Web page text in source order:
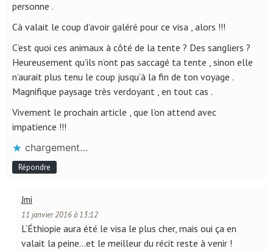
personne .
Cà valait le coup d’avoir galéré pour ce visa , alors !!!
C’est quoi ces animaux à côté de la tente ? Des sangliers ?
Heureusement qu’ils n’ont pas saccagé ta tente , sinon elle
n’aurait plus tenu le coup jusqu’à la fin de ton voyage .
Magnifique paysage très verdoyant , en tout cas .
Vivement le prochain article , que l’on attend avec
impatience !!!
chargement…
Répondre
Jmi
11 janvier 2016 à 13:12
L’Éthiopie aura été le visa le plus cher, mais oui ça en
valait la peine…et le meilleur du récit reste à venir !